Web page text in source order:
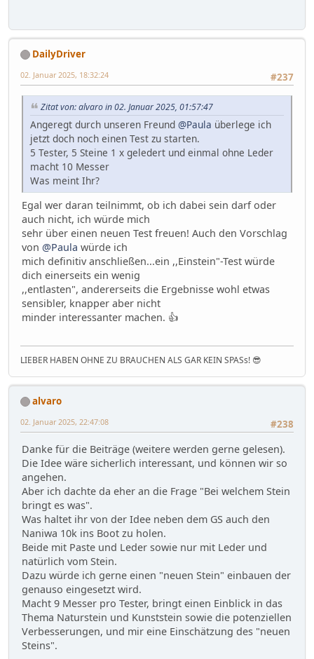
DailyDriver
#237
02. Januar 2025, 18:32:24
Zitat von: alvaro in 02. Januar 2025, 01:57:47
Angeregt durch unseren Freund @Paula überlege ich
jetzt doch noch einen Test zu starten.
5 Tester, 5 Steine 1 x geledert und einmal ohne Leder
macht 10 Messer
Was meint Ihr?
Egal wer daran teilnimmt, ob ich dabei sein darf oder
auch nicht, ich würde mich
sehr über einen neuen Test freuen! Auch den Vorschlag
von @Paula würde ich
mich definitiv anschließen...ein ,,Einstein"-Test würde
dich einerseits ein wenig
,,entlasten", andererseits die Ergebnisse wohl etwas
sensibler, knapper aber nicht
minder interessanter machen. 👍
LIEBER HABEN OHNE ZU BRAUCHEN ALS GAR KEIN SPASs! 😎
alvaro
#238
02. Januar 2025, 22:47:08
Danke für die Beiträge (weitere werden gerne gelesen).
Die Idee wäre sicherlich interessant, und können wir so
angehen.
Aber ich dachte da eher an die Frage "Bei welchem Stein
bringt es was".
Was haltet ihr von der Idee neben dem GS auch den
Naniwa 10k ins Boot zu holen.
Beide mit Paste und Leder sowie nur mit Leder und
natürlich vom Stein.
Dazu würde ich gerne einen "neuen Stein" einbauen der
genauso eingesetzt wird.
Macht 9 Messer pro Tester, bringt einen Einblick in das
Thema Naturstein und Kunststein sowie die potenziellen
Verbesserungen, und mir eine Einschätzung des "neuen
Steins".